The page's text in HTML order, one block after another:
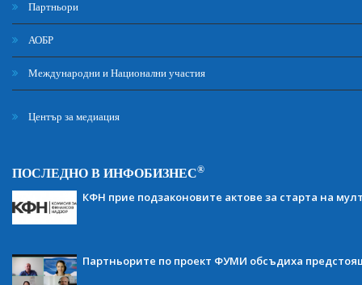
Партньори
АОБР
Международни и Национални участия
Център за медиация
ПОСЛЕДНО В ИНФОБИЗНЕС®
КФН прие подзаконовите актове за старта на
Партньорите по проект ФУМИ обсъдиха